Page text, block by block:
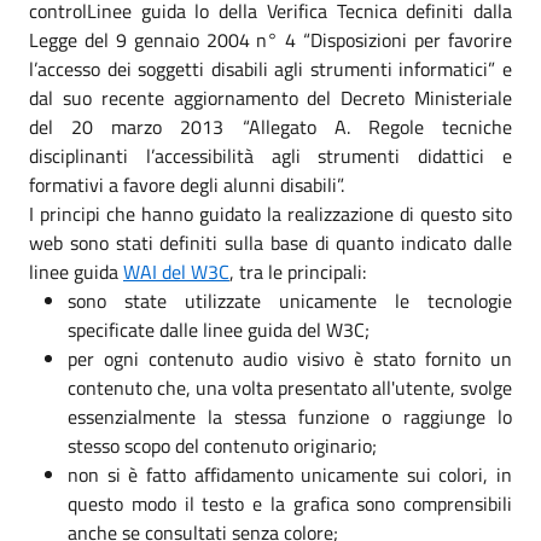
controlLinee guida lo della Verifica Tecnica definiti dalla
Legge del 9 gennaio 2004 n° 4 “Disposizioni per favorire
l’accesso dei soggetti disabili agli strumenti informatici” e
dal suo recente aggiornamento del Decreto Ministeriale
del 20 marzo 2013 “Allegato A. Regole tecniche
disciplinanti l’accessibilità agli strumenti didattici e
formativi a favore degli alunni disabili”.
I principi che hanno guidato la realizzazione di questo sito
web sono stati definiti sulla base di quanto indicato dalle
linee guidaWAI del W3C, tra le principali:
sono state utilizzate unicamente le tecnologie
specificate dalle linee guida del W3C;
per ogni contenuto audio visivo è stato fornito un
contenuto che, una volta presentato all'utente, svolge
essenzialmente la stessa funzione o raggiunge lo
stesso scopo del contenuto originario;
non si è fatto affidamento unicamente sui colori, in
questo modo il testo e la grafica sono comprensibili
anche se consultati senza colore;